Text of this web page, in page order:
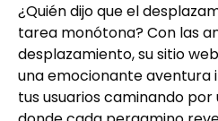
¿Quién dijo que el
tarea monótona? Con las
desplazamiento, su sitio
una emocionante aventura
tus usuarios caminando por